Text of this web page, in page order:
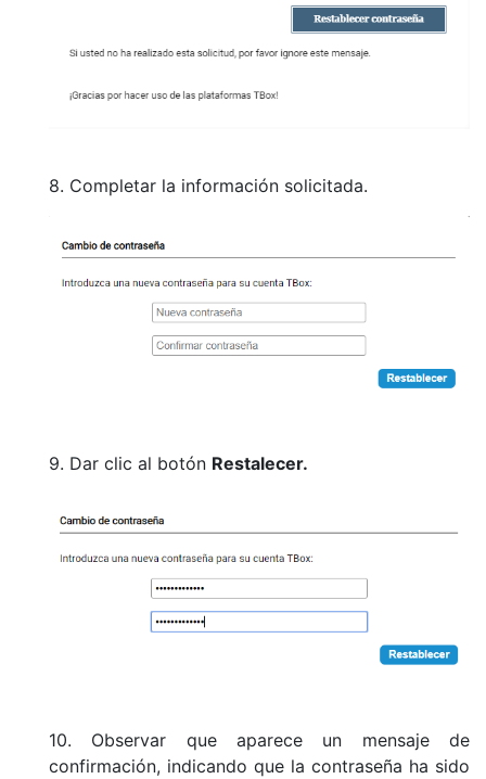
8. Completar la información solicitada.
9. Dar clic al botón Restalecer.
10. Observar que aparece un mensaje de
confirmación, indicando que la contraseña ha sido